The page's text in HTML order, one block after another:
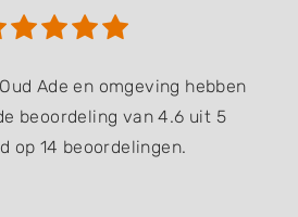
Ade en omgeving hebben
beoordeling van 4.6 uit 5
op 14 beoordelingen.